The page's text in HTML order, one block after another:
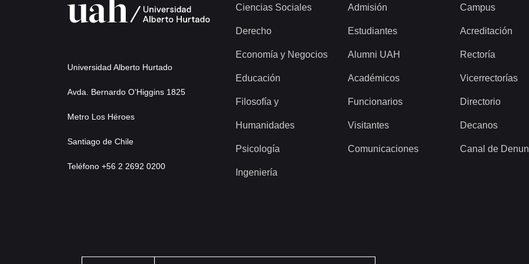
Universidad Alberto Hurtado
Avda. Bernardo O’Higgins 1825
Metro Los Héroes
Santiago de Chile
Teléfono +56 2 2692 0200
Ciencias Sociales
Derecho
Economía y Negocios
Educación
Filosofía y
Humanidades
Psicología
Ingeniería
Admisión
Estudiantes
Alumni UAH
Académicos
Funcionarios
Visitantes
Comunicaciones
Campus
Acreditación
Rectoría
Vicerrectorías
Directorio
Decanos
Canal de